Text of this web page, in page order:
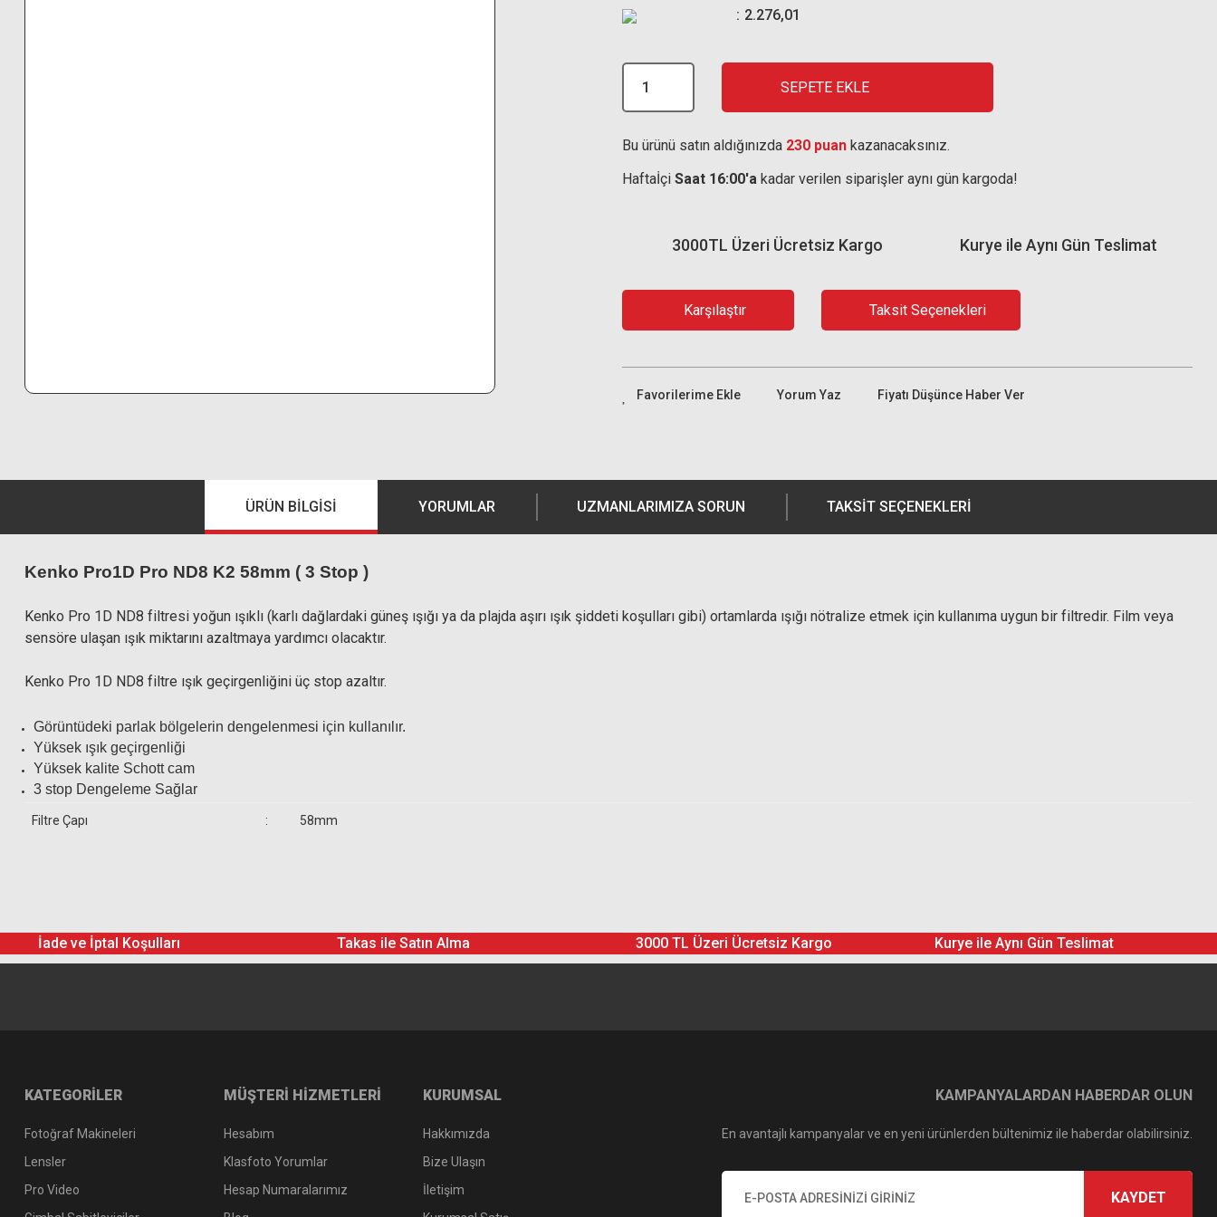
2.276,01
SEPETE EKLE
Bu ürünü satın aldığınızda 230 puan kazanacaksınız.
Haftaİçi Saat 16:00'a kadar verilen siparişler aynı gün kargoda!
Kurye ile Aynı Gün Teslimat
3000TL Üzeri Ücretsiz Kargo
Karşılaştır Taksit Seçenekleri
Yorum Yaz Fiyatı Düşünce Haber Ver
ÜRÜN BILGISI YORUMLAR UZMANLARIMIZA SORUN TAKSIT SEÇENEKLERI
Kenko Pro1D Pro ND8 K2 58mm ( 3 Stop )
Kenko Pro 1D ND8 filtresi yoğun ışıklı (karlı dağlardaki güneş ışığı ya da plajda aşırı ışık şiddeti koşulları gibi) ortamlarda ışığı nötralize etmek için kullanıma uygun bir filtredir. Film veya
sensöre ulaşan ışık miktarını azaltmaya yardımcı olacaktır.
Kenko Pro 1D ND8 filtre ışık geçirgenliğini üç stop azaltır.
Görüntüdeki parlak bölgelerin dengelenmesi için kullanılır.
Yüksek ışık geçirgenliği
Yüksek kalite Schott cam
3 stop Dengeleme Sağlar
Filtre Çapı : 58mm
İade ve İptal Koşulları Takas ile Satın Alma 3000 TL Üzeri Ücretsiz Kargo Kurye ile Aynı Gün Teslimat
KATEGORİLER
Fotoğraf Makineleri
Lensler
Pro Video
MÜŞTERİ HİZMETLERİ
Hesabım
Klasfoto Yorumlar
Hesap Numaralarımız
KURUMSAL
Hakkımızda
Bize Ulaşın
İletişim
KAMPANYALARDAN HABERDAR OLUN
En avantajlı kampanyalar ve en yeni ürünlerden bültenimiz ile haberdar olabilirsiniz.
KAYDET